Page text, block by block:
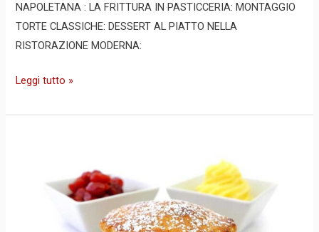
NAPOLETANA : LA FRITTURA IN PASTICCERIA: MONTAGGIO
TORTE CLASSICHE: DESSERT AL PIATTO NELLA
RISTORAZIONE MODERNA:
Leggi tutto »